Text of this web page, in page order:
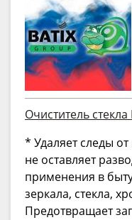
Очиститель стекла
* Удаляет следы
не оставляет
применения в
зеркала, стекла,
Предотвращает